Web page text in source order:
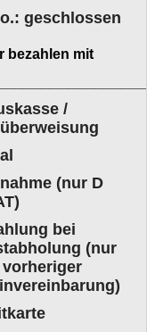
geschlossen
bezahlen mit
/
(nur D
bei
(nur
vorheriger